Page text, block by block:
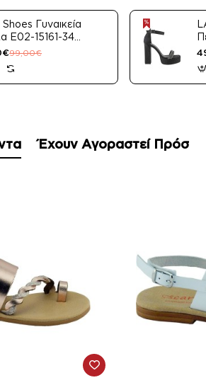
Γυναικεία
E02-15161-34
Satin
99,00€
Έχουν Αγοραστεί